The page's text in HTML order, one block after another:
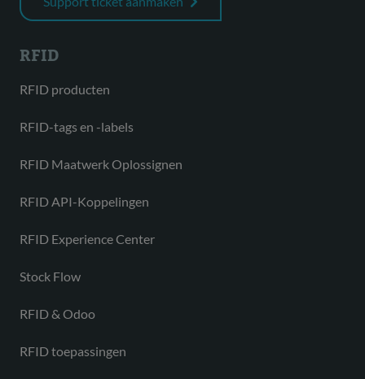
RFID
RFID producten
RFID-tags en -labels
RFID Maatwerk Oplossignen
RFID API-Koppelingen
RFID Experience Center
Stock Flow
RFID & Odoo
RFID toepassingen